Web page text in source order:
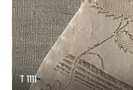
T 1111